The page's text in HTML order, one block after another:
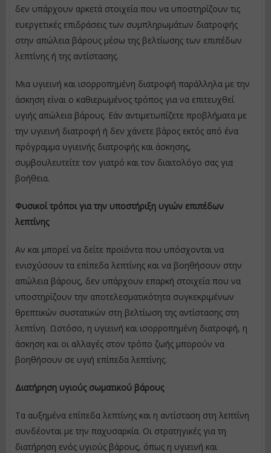
δεν υπάρχουν αρκετά στοιχεία που να υποστηρίζουν τις
ευεργετικές επιδράσεις των συμπληρωμάτων διατροφής
στην απώλεια βάρους μέσω της βελτίωσης των επιπέδων
λεπτίνης ή της αντίστασης.
Μια υγιεινή και ισορροπημένη διατροφή παράλληλα με την
άσκηση είναι ο καθιερωμένος τρόπος για να επιτευχθεί
υγιής απώλεια βάρους. Εάν αντιμετωπίζετε προβλήματα με
την υγιεινή διατροφή ή δεν χάνετε βάρος εκτός από ένα
πρόγραμμα υγιεινής διατροφής και άσκησης,
συμβουλευτείτε τον γιατρό και τον διαιτολόγο σας για
βοήθεια.
Φυσικοί τρόποι για την υποστήριξη υγιών επιπέδων
λεπτίνης
Αν και μπορεί να δείτε προϊόντα που υπόσχονται να
ενισχύσουν τα επίπεδα λεπτίνης και να βοηθήσουν στην
απώλεια βάρους, δεν υπάρχουν επαρκή στοιχεία που να
υποστηρίζουν την αποτελεσματικότητα συγκεκριμένων
θρεπτικών συστατικών στη βελτίωση της αντίστασης στη
λεπτίνη. Ωστόσο, η υγιεινή και ισορροπημένη διατροφή, η
άσκηση και οι αλλαγές στον τρόπο ζωής μπορούν να
βοηθήσουν σε υγιή επίπεδα λεπτίνης.
Διατήρηση υγιούς σωματικού βάρους
Τα αυξημένα επίπεδα λεπτίνης και η αντίσταση στη λεπτίνη
συνδέονται με την παχυσαρκία. Οι στρατηγικές για τη
διατήρηση ενός υγιούς βάρους, όπως η υγιεινή και